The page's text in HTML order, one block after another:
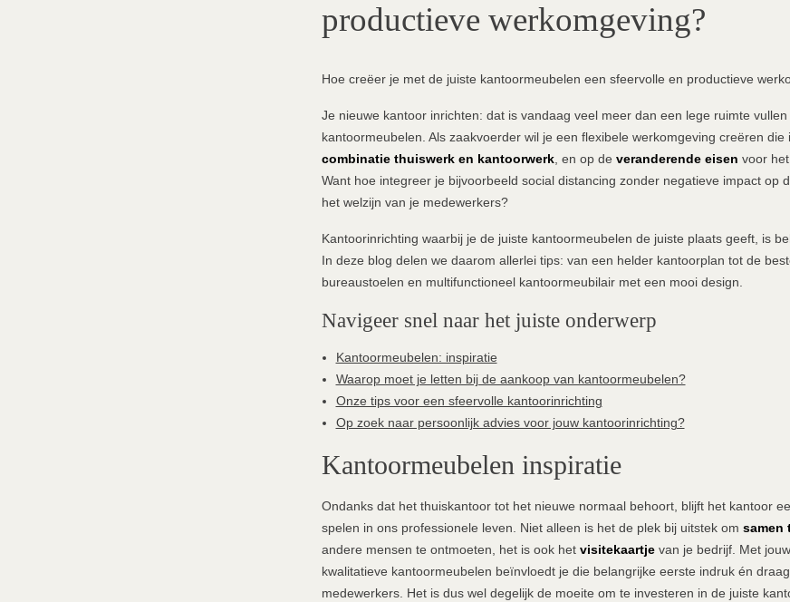
productieve werkomgeving?
Hoe creëer je met de juiste kantoormeubelen een sfeervolle en productieve
Je nieuwe kantoor inrichten: dat is vandaag veel meer dan een lege ruimte
kantoormeubelen. Als zaakvoerder wil je een flexibele werkomgeving creëren die
combinatie thuiswerk en kantoorwerk, en op de veranderende eisen voor
Want hoe integreer je bijvoorbeeld social distancing zonder negatieve impact op
het welzijn van je medewerkers?
Kantoorinrichting waarbij je de juiste kantoormeubelen de juiste plaats geeft, is
In deze blog delen we daarom allerlei tips: van een helder kantoorplan tot de
bureaustoelen en multifunctioneel kantoormeubilair met een mooi design.
Navigeer snel naar het juiste onderwerp
Kantoormeubelen: inspiratie
Waarop moet je letten bij de aankoop van kantoormeubelen?
Onze tips voor een sfeervolle kantoorinrichting
Op zoek naar persoonlijk advies voor jouw kantoorinrichting?
Kantoormeubelen inspiratie
Ondanks dat het thuiskantoor tot het nieuwe normaal behoort, blijft het kantoor
spelen in ons professionele leven. Niet alleen is het de plek bij uitstek om samen
andere mensen te ontmoeten, het is ook het visitekaartjevan je bedrijf. Met
kwalitatieve kantoormeubelen beïnvloedt je die belangrijke eerste indruk én
medewerkers. Het is dus wel degelijk de moeite om te investeren in de juiste